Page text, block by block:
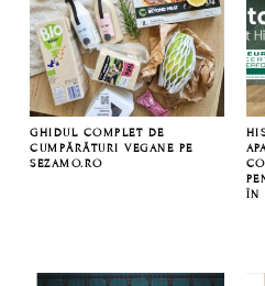
GHIDUL COMPLET DE
CUMPĂRĂTURI VEGANE PE
SEZAMO.RO
ÎN